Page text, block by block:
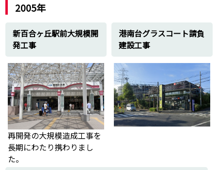
2005年
新百合ヶ丘駅前大規模開
発工事
再開発の大規模造成工事を
長期にわたり携わりまし
た。
港南台グラスコート請負
建設工事